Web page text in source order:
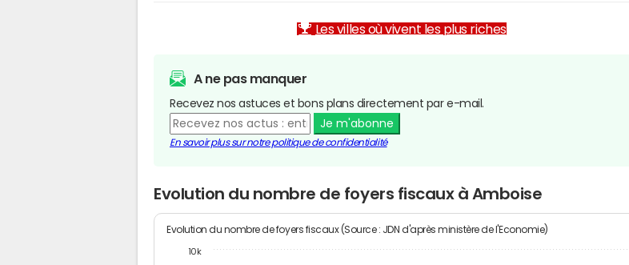
Les villes où vivent les plus riches
A ne pas manquer
Recevez nos astuces et bons plans directement par e-mail.
Je m'abonne
En savoir plus sur notre politique de confidentialité
Evolution du nombre de foyers fiscaux à Amboise
Evolution du nombre de foyers fiscaux (Source : JDN d'après ministère de l'Economie)
10k